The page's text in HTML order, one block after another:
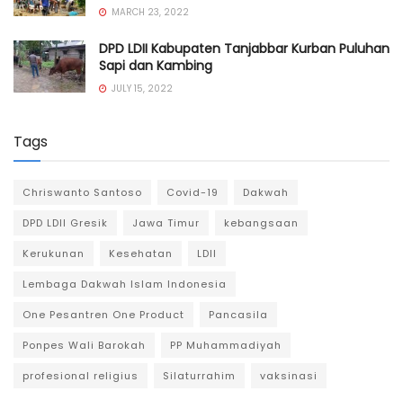
MARCH 23, 2022
DPD LDII Kabupaten Tanjabbar Kurban Puluhan
Sapi dan Kambing
JULY 15, 2022
Tags
Chriswanto Santoso Covid-19 Dakwah
DPD LDII Gresik Jawa Timur kebangsaan
Kerukunan Kesehatan LDII
Lembaga Dakwah Islam Indonesia
One Pesantren One Product Pancasila
Ponpes Wali Barokah PP Muhammadiyah
profesional religius Silaturrahim vaksinasi